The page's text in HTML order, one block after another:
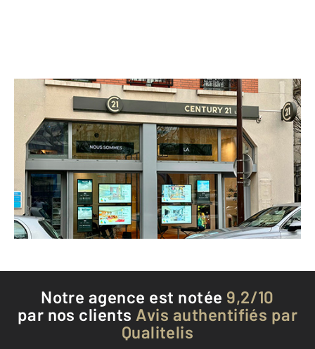
CENTURY 21 LTC
8 avenue Jean Jaurès
CHARENTON LE PONT - 94220
Envoyer un message
Téléphoner à l'agence
Notre agence est notée 9,2/10
par nos clients Avis authentifiés par
Qualitelis